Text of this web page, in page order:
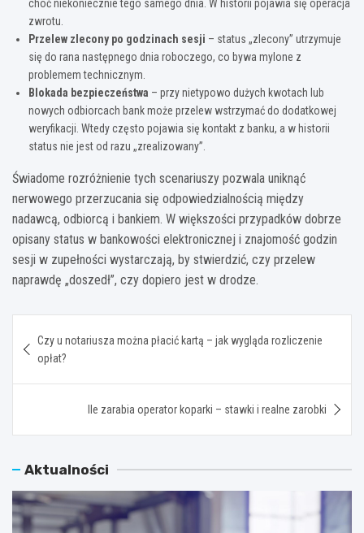
choć niekoniecznie tego samego dnia. W historii pojawia się operacja
zwrotu.
Przelew zlecony po godzinach sesji – status „zlecony” utrzymuje
się do rana następnego dnia roboczego, co bywa mylone z
problemem technicznym.
Blokada bezpieczeństwa – przy nietypowo dużych kwotach lub
nowych odbiorcach bank może przelew wstrzymać do dodatkowej
weryfikacji. Wtedy często pojawia się kontakt z banku, a w historii
status nie jest od razu „zrealizowany”.
Świadome rozróżnienie tych scenariuszy pozwala uniknąć
nerwowego przerzucania się odpowiedzialnością między
nadawcą, odbiorcą i bankiem. W większości przypadków dobrze
opisany status w bankowości elektronicznej i znajomość godzin
sesji w zupełności wystarczają, by stwierdzić, czy przelew
naprawdę „doszedł”, czy dopiero jest w drodze.
wpisu
Czy u notariusza można płacić kartą – jak wygląda rozliczenie
opłat?
Ile zarabia operator koparki – stawki i realne zarobki
Aktualności